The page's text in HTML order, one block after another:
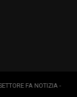
FA NOTIZIA -